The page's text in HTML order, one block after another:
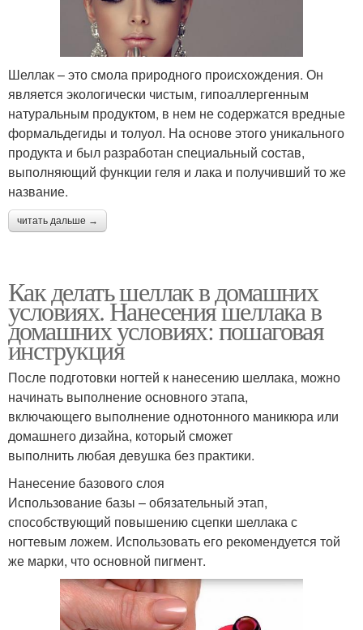
Шеллак – это смола природного происхождения. Он
является экологически чистым, гипоаллергенным
натуральным продуктом, в нем не содержатся вредные
формальдегиды и толуол. На основе этого уникального
продукта и был разработан специальный состав,
выполняющий функции геля и лака и получивший то же
название.
читать дальше →
Как делать шеллак в домашних
условиях. Нанесения шеллака в
домашних условиях: пошаговая
инструкция
После подготовки ногтей к нанесению шеллака, можно
начинать выполнение основного этапа,
включающего выполнение однотонного маникюра или
домашнего дизайна, который сможет
выполнить любая девушка без практики.
Нанесение базового слоя
Использование базы – обязательный этап,
способствующий повышению сцепки шеллака с
ногтевым ложем. Использовать его рекомендуется той
же марки, что основной пигмент.